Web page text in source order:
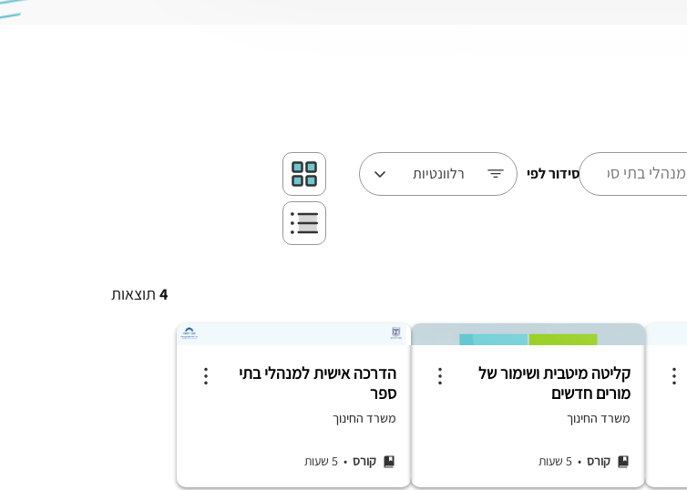
סידור לפי רלוונטיות
4 תוצאות
קליטה מיטבית ושימור של
מורים חדשים
משרד החינוך
קורס • 5 שעות
הדרכה אישית למנהלי בתי
ספר
משרד החינוך
קורס • 5 שעות